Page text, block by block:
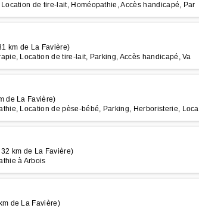
de tire-lait, Homéopathie, Accès handicapé, Par
km de La Favière)
Location de tire-lait, Parking, Accès handicapé, Va
de La Favière)
Location de pèse-bébé, Parking, Herboristerie, Loca
km de La Favière)
à Arbois
de La Favière)